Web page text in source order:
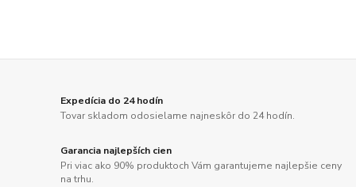
Expedícia do 24 hodín
Tovar skladom odosielame najneskôr do 24 hodín.
Garancia najlepších cien
Pri viac ako 90% produktoch Vám garantujeme najlepšie ceny
na trhu.